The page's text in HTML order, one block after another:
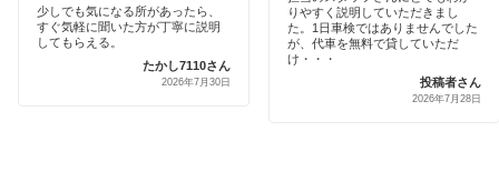
川口市
代車あり
出光リテール車検
少しでも気になる所があったら、
すぐ気軽に聞いた方が丁寧に説明
してもらえる。
たかし7110さん
2026年7月30日
りやすく説明していただきまし
た。1日車検ではありませんでした
が、代車を無料で貸していただ
け・・・
投稿者さん
2026年7月28日